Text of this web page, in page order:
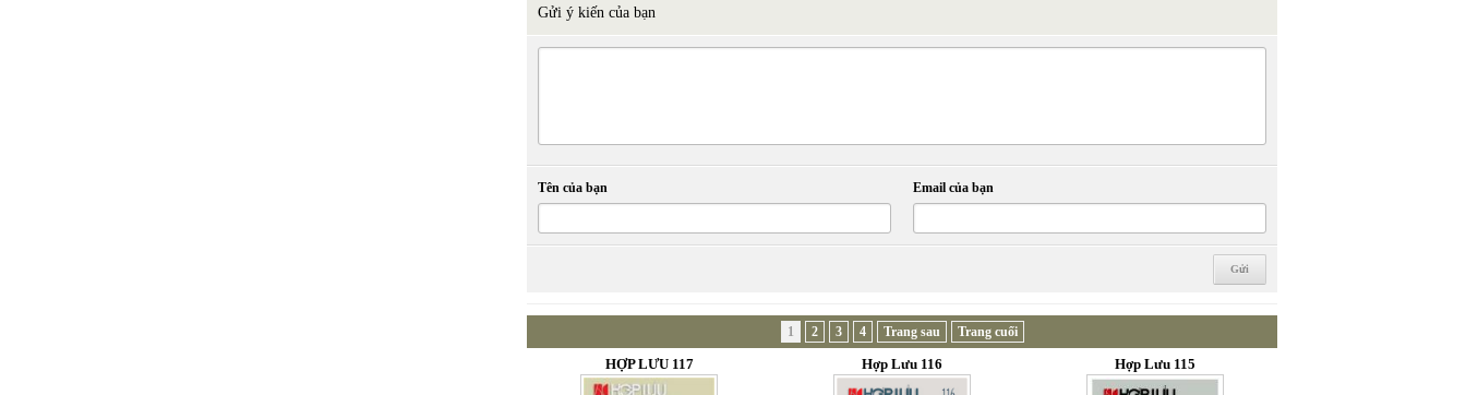
Gửi ý kiến của bạn
Tên của bạn Email của bạn
1 2 3 4 Trang sau Trang cuối
HỢP LƯU 117 Hợp Lưu 116 Hợp Lưu 115